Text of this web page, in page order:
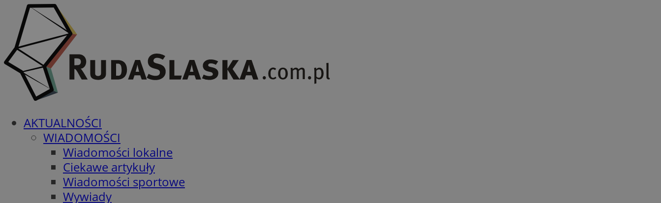
AKTUALNOŚCI
WIADOMOŚCI
Wiadomości lokalne
Ciekawe artykuły
Wiadomości sportowe
Wywiady